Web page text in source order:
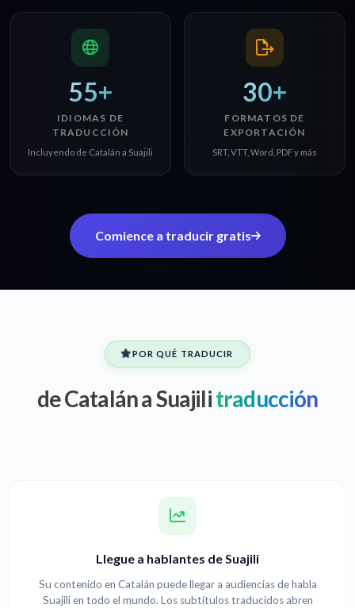
55+
IDIOMAS DE
TRADUCCIÓN
Incluyendo de Catalán a Suajili
30+
FORMATOS DE
EXPORTACIÓN
SRT, VTT, Word, PDF y más
Comience a traducir gratis
POR QUÉ TRADUCIR
de Catalán a Suajilitraducción
Llegue a hablantes de Suajili
Su contenido en Catalán puede llegar a audiencias de habla
Suajili en todo el mundo. Los subtítulos traducidos abren